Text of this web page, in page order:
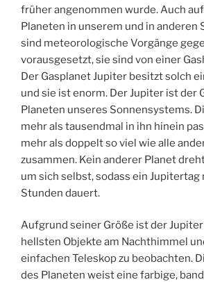
früher angenommen wurde. Auch
Planeten in unserem und in anderen
sind meteorologische Vorgänge
vorausgesetzt, sie sind von einer
Der Gasplanet Jupiter besitzt solch
und sie ist enorm. Der Jupiter ist der
Planeten unseres Sonnensystems.
mehr als tausendmal in ihn hinein
mehr als doppelt so viel wie alle
zusammen. Kein anderer Planet
um sich selbst, sodass ein Jupitertag
Stunden dauert.
Aufgrund seiner Größe ist der
hellsten Objekte am Nachthimmel
einfachen Teleskop zu beobachten.
des Planeten weist eine farbige,